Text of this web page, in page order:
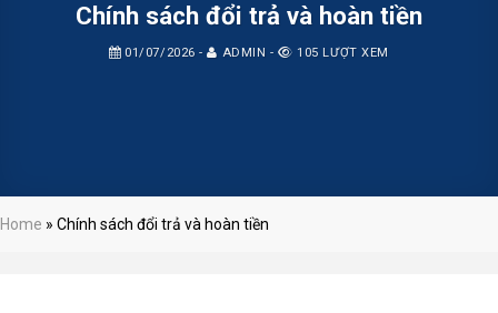
Chính sách đổi trả và hoàn tiền
01/07/2026 - ADMIN - 105 LƯỢT XEM
Home » Chính sách đổi trả và hoàn tiền